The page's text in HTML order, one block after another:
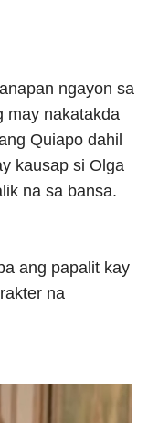
ngayon sa
may nakatakda
Quiapo dahil
kausap si Olga
na sa bansa.
ang papalit kay
na